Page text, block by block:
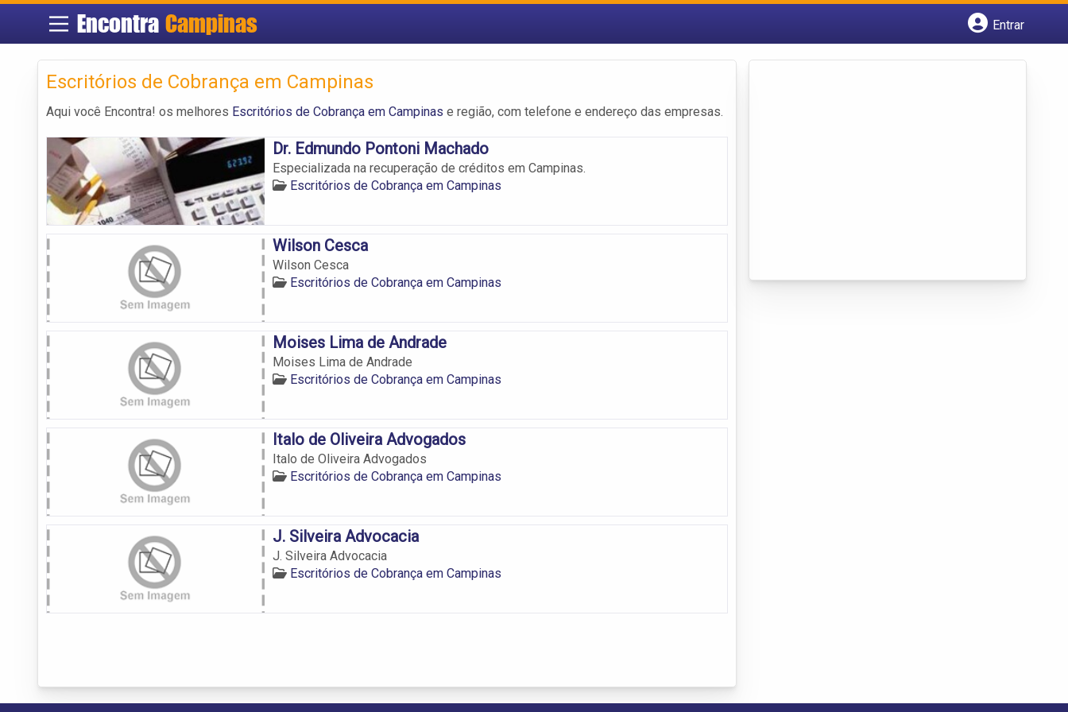
EncontraCampinas
Entrar
Escritórios de Cobrança em Campinas
Aqui você Encontra! os melhores Escritórios de Cobrança em Campinas e região, com telefone e endereço das empresas.
Dr. Edmundo Pontoni Machado
Especializada na recuperação de créditos em Campinas.
Escritórios de Cobrança em Campinas
Wilson Cesca
Wilson Cesca
Escritórios de Cobrança em Campinas
Moises Lima de Andrade
Moises Lima de Andrade
Escritórios de Cobrança em Campinas
Italo de Oliveira Advogados
Italo de Oliveira Advogados
Escritórios de Cobrança em Campinas
J. Silveira Advocacia
J. Silveira Advocacia
Escritórios de Cobrança em Campinas